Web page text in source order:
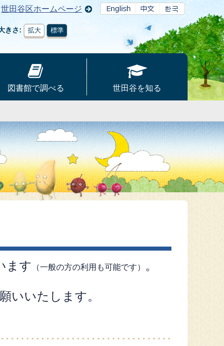
世田谷区ホームページ
きさ 拡大 標準
図書館で調べる 世田谷を知る
ます （一般の方の利用も可能です）
。
いいたします。